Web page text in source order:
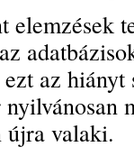
az
újra valaki.